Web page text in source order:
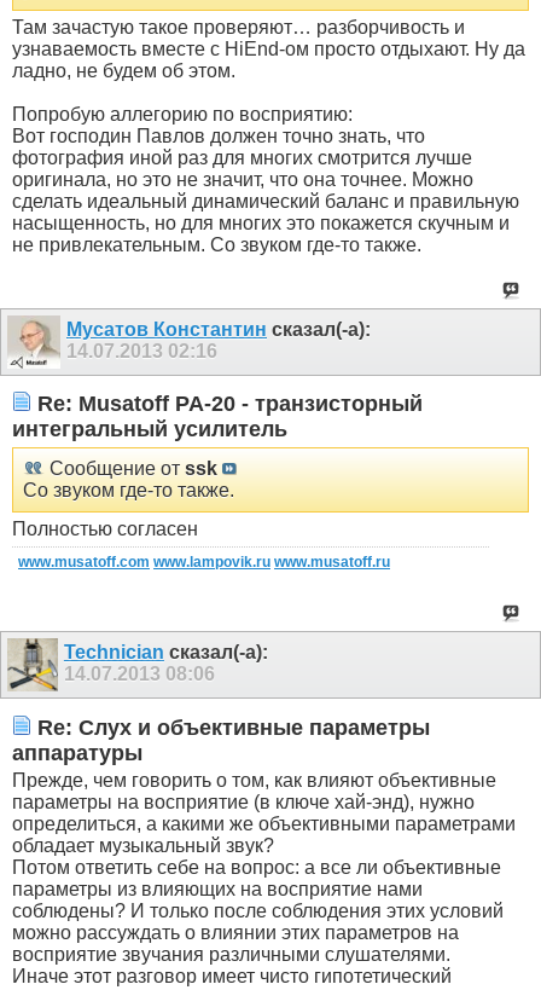
Там зачастую такое проверяют… разборчивость и
узнаваемость вместе с HiEnd-ом просто отдыхают. Ну да
ладно, не будем об этом.
Попробую аллегорию по восприятию:
Вот господин Павлов должен точно знать, что
фотография иной раз для многих смотрится лучше
оригинала, но это не значит, что она точнее. Можно
сделать идеальный динамический баланс и правильную
насыщенность, но для многих это покажется скучным и
не привлекательным. Со звуком где-то также.
Мусатов Константин сказал(-а):
14.07.2013 02:16
Re: Musatoff PA-20 - транзисторный
интегральный усилитель
Сообщение от ssk
Со звуком где-то также.
Полностью согласен
www.musatoff.com www.lampovik.ru www.musatoff.ru
Technician сказал(-а):
14.07.2013 08:06
Re: Слух и объективные параметры
аппаратуры
Прежде, чем говорить о том, как влияют объективные
параметры на восприятие (в ключе хай-энд), нужно
определиться, а какими же объективными параметрами
обладает музыкальный звук?
Потом ответить себе на вопрос: а все ли объективные
параметры из влияющих на восприятие нами
соблюдены? И только после соблюдения этих условий
можно рассуждать о влиянии этих параметров на
восприятие звучания различными слушателями.
Иначе этот разговор имеет чисто гипотетический